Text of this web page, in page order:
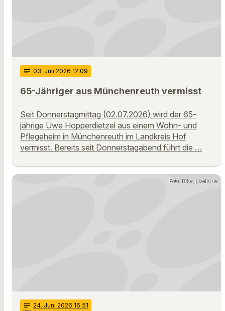
notes 03. Juli 2026 12:09
65-Jähriger aus Münchenreuth vermisst
Seit Donnerstagmittag (02.07.2026) wird der 65-
jährige Uwe Hopperdietzel aus einem Wohn- und
Pflegeheim in Münchenreuth im Landkreis Hof
vermisst. Bereits seit Donnerstagabend führt die …
Foto: Rike, pixelio.de
notes 24. Juni 2026 16:51